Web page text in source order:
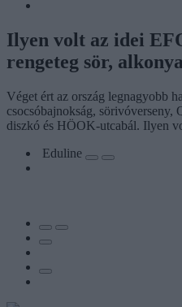
Ilyen volt az idei
rengeteg sör,
Véget ért az ország legnagyobb
csocsóbajnokság, sörivóverseny,
diszkó és HÖOK-utcabál. Ilyen
Eduline